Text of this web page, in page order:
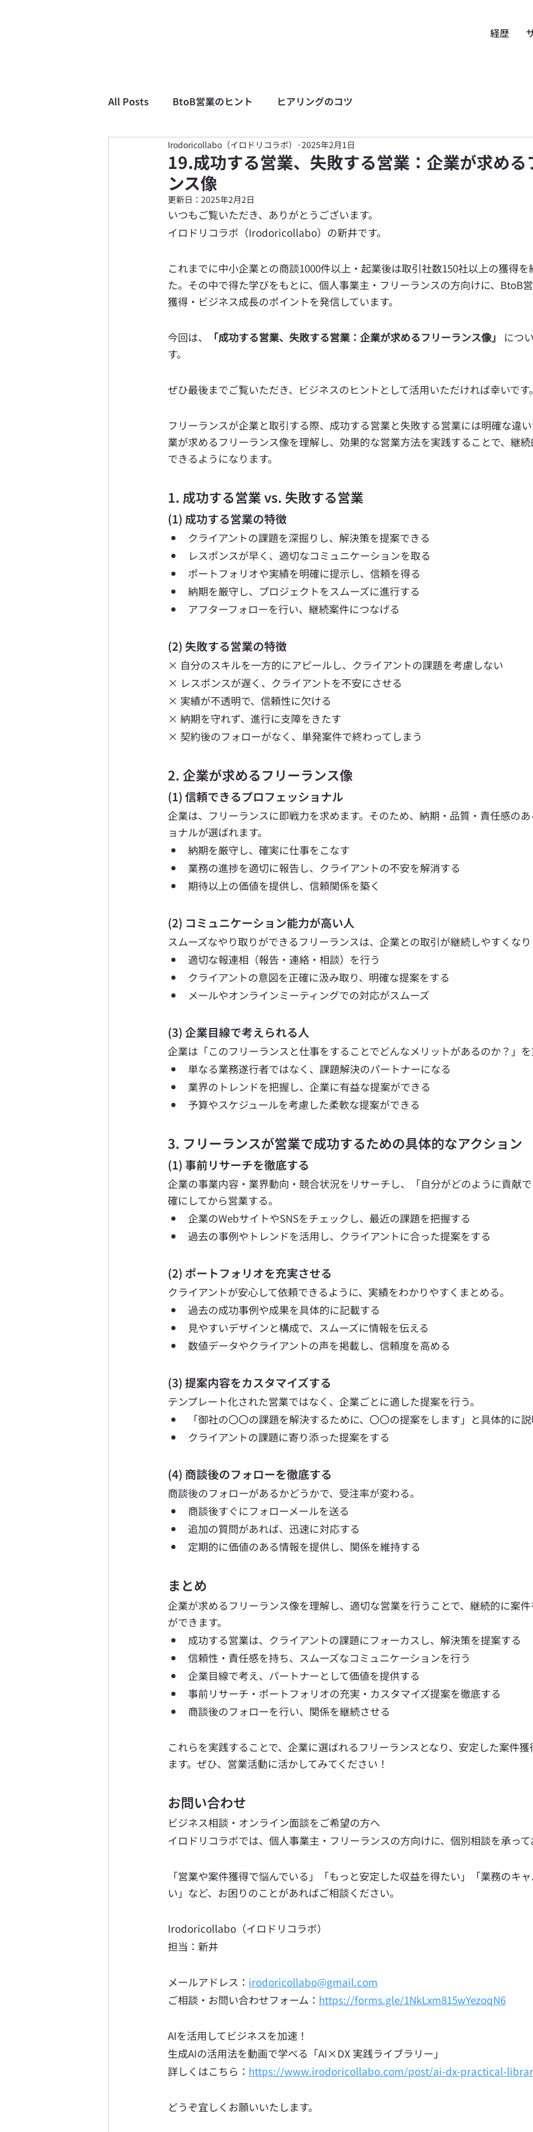
経歴
All Posts BtoB営業のヒント ヒアリングのコツ
19.成功する営業、失敗する営業：企業が求める
ンス像
Irodoricollabo（イロドリコラボ） 2025年2月1日
更新日： 2025年2月2日
いつもご覧いただき、ありがとうございます。
イロドリコラボ（Irodoricollabo）の新井です。
これまでに中小企業との商談1000件以上・起業後は取引社数150社以上の獲得を
た。その中で得た学びをもとに、個人事業主・フリーランスの方向けに、BtoB
獲得・ビジネス成長のポイントを発信しています。
今回は、 「成功する営業、失敗する営業：企業が求めるフリーランス像」
につ
す。
ぜひ最後までご覧いただき、ビジネスのヒントとして活用いただければ幸いです
フリーランスが企業と取引する際、成功する営業と失敗する営業には明確な違
業が求めるフリーランス像を理解し、効果的な営業方法を実践することで、継
できるようになります。
1. 成功する営業 vs. 失敗する営業
(1) 成功する営業の特徴
クライアントの課題を深掘りし、解決策を提案できる
レスポンスが早く、適切なコミュニケーションを取る
ポートフォリオや実績を明確に提示し、信頼を得る
納期を厳守し、プロジェクトをスムーズに進行する
アフターフォローを行い、継続案件につなげる
(2) 失敗する営業の特徴
× 自分のスキルを一方的にアピールし、クライアントの課題を考慮しない
× レスポンスが遅く、クライアントを不安にさせる
× 実績が不透明で、信頼性に欠ける
× 納期を守れず、進行に支障をきたす
× 契約後のフォローがなく、単発案件で終わってしまう
2. 企業が求めるフリーランス像
(1) 信頼できるプロフェッショナル
企業は、フリーランスに即戦力を求めます。そのため、納期・品質・責任感の
ョナルが選ばれます。
納期を厳守し、確実に仕事をこなす
業務の進捗を適切に報告し、クライアントの不安を解消する
期待以上の価値を提供し、信頼関係を築く
(2) コミュニケーション能力が高い人
スムーズなやり取りができるフリーランスは、企業との取引が継続しやすくな
適切な報連相（報告・連絡・相談）を行う
クライアントの意図を正確に汲み取り、明確な提案をする
メールやオンラインミーティングでの対応がスムーズ
(3) 企業目線で考えられる人
企業は「このフリーランスと仕事をすることでどんなメリットがあるのか？」
単なる業務遂行者ではなく、課題解決のパートナーになる
業界のトレンドを把握し、企業に有益な提案ができる
予算やスケジュールを考慮した柔軟な提案ができる
3. フリーランスが営業で成功するための具体的なアクション
(1) 事前リサーチを徹底する
企業の事業内容・業界動向・競合状況をリサーチし、「自分がどのように貢献
確にしてから営業する。
企業のWebサイトやSNSをチェックし、最近の課題を把握する
過去の事例やトレンドを活用し、クライアントに合った提案をする
(2) ポートフォリオを充実させる
クライアントが安心して依頼できるように、実績をわかりやすくまとめる。
過去の成功事例や成果を具体的に記載する
見やすいデザインと構成で、スムーズに情報を伝える
数値データやクライアントの声を掲載し、信頼度を高める
(3) 提案内容をカスタマイズする
テンプレート化された営業ではなく、企業ごとに適した提案を行う。
「御社の〇〇の課題を解決するために、〇〇の提案をします」と具体的に
クライアントの課題に寄り添った提案をする
(4) 商談後のフォローを徹底する
商談後のフォローがあるかどうかで、受注率が変わる。
商談後すぐにフォローメールを送る
追加の質問があれば、迅速に対応する
定期的に価値のある情報を提供し、関係を維持する
まとめ
企業が求めるフリーランス像を理解し、適切な営業を行うことで、継続的に案
ができます。
成功する営業は、クライアントの課題にフォーカスし、解決策を提案する
信頼性・責任感を持ち、スムーズなコミュニケーションを行う
企業目線で考え、パートナーとして価値を提供する
事前リサーチ・ポートフォリオの充実・カスタマイズ提案を徹底する
商談後のフォローを行い、関係を継続させる
これらを実践することで、企業に選ばれるフリーランスとなり、安定した案件
ます。ぜひ、営業活動に活かしてみてください！
お問い合わせ
ビジネス相談・オンライン面談をご希望の方へ
イロドリコラボでは、個人事業主・フリーランスの方向けに、個別相談を承って
「営業や案件獲得で悩んでいる」「もっと安定した収益を得たい」「業務のキ
い」など、お困りのことがあればご相談ください。
Irodoricollabo（イロドリコラボ）
担当：新井
メールアドレス： irodoricollabo@gmail.com
ご相談・お問い合わせフォーム： https://forms.gle/1NkLxm815wYezoqN6
AIを活用してビジネスを加速！
生成AIの活用法を動画で学べる「AI×DX 実践ライブラリー」
詳しくはこちら： https://www.irodoricollabo.com/post/ai-dx-practical-
どうぞ宜しくお願いいたします。